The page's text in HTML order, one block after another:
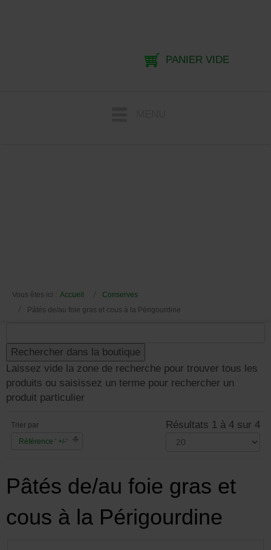
PANIER VIDE
Vous êtes ici : Accueil
Conserves
Pâtés de/au foie gras et cous à la Périgourdine
Laissez vide la zone de recherche pour trouver tous les
produits ou saisissez un terme pour rechercher un
produit particulier
Trier par
Référence ' +/-'
Résultats 1 à 4 sur 4
Pâtés de/au foie gras et
cous à la Périgourdine